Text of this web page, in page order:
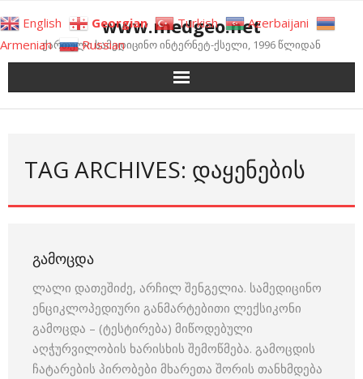
to
content
www.medgeo.net
ქართული სამედიცინო ინტერნეტ-ქსელი, 1996 წლიდან
TAG ARCHIVES: ᲓᲐᲧᲔᲜᲔᲑᲘᲡ
ᲒᲐᲛᲝᲪᲓᲐ
ლალი დათეშიძე, არჩილ შენგელია. სამედიცინო
ენციკლოპედიური განმარტებითი ლექსიკონი
გამოცდა – (ტესტირება) მიწოდებული
აღჭურვილობის ხარისხის შემოწმება. გამოცდის
ჩატარების პირობები მხარეთა შორის თანხმდება
English Georgian Turkish
Azerbaijani
Armenian
Russian